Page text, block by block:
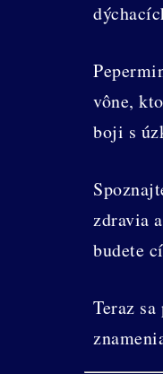
vône,
boji s
zdravia
budete
Teraz